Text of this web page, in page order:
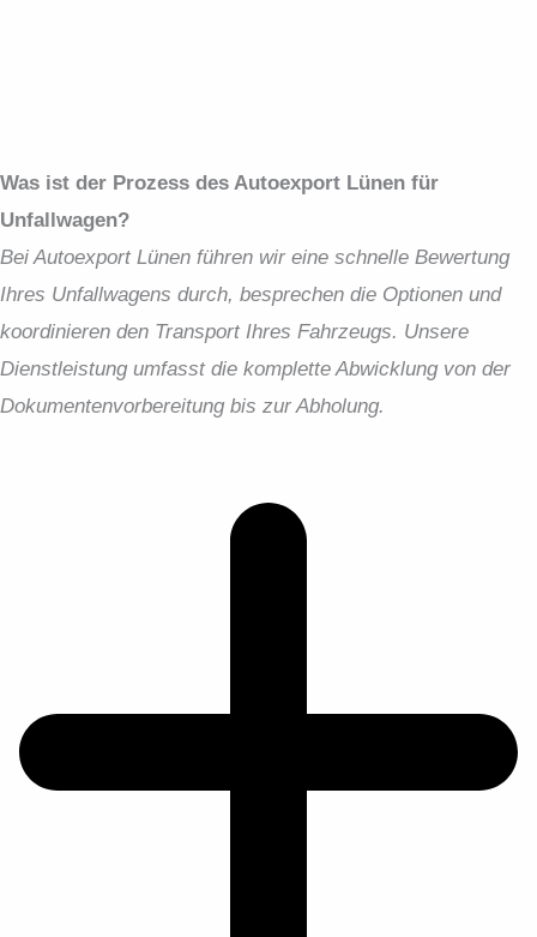
Was ist der Prozess des Autoexport Lünen für
Unfallwagen?
Bei Autoexport Lünen führen wir eine schnelle Bewertung
Ihres Unfallwagens durch, besprechen die Optionen und
koordinieren den Transport Ihres Fahrzeugs. Unsere
Dienstleistung umfasst die komplette Abwicklung von der
Dokumentenvorbereitung bis zur Abholung.